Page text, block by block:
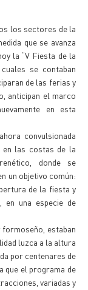
los sectores de la
que se avanza
la “V Fiesta de la
se contaban
de las ferias y
anticipan el marco
en esta
convulsionada
en las costas de la
donde se
un objetivo común:
de la fiesta y
en una especie de
estaban
luzca a la altura
por centenares de
que el programa de
variadas y